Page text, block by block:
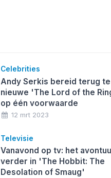
Celebrities
Andy Serkis bereid terug
nieuwe 'The Lord of the
op één voorwaarde
12 mrt 2023
Televisie
Vanavond op tv: het
verder in 'The Hobbit: The
Desolation of Smaug'